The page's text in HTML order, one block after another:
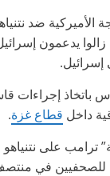
الأميركية ضد
يدعمون
إسرائيل.
باتخاذ إجراءات
داخل قطاع غزة.
ترامب على
في منتصف